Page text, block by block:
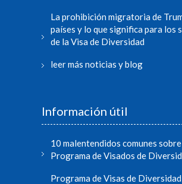
La prohibición migratoria de
países y lo que significa para los
de la Visa de Diversidad
leer más noticias y blog
Información útil
10 malentendidos comunes
Programa de Visados de
Programa de Visas de